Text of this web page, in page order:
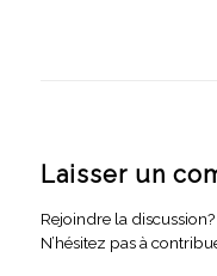
Laisser un
Rejoindre la discussion?
N’hésitez pas à